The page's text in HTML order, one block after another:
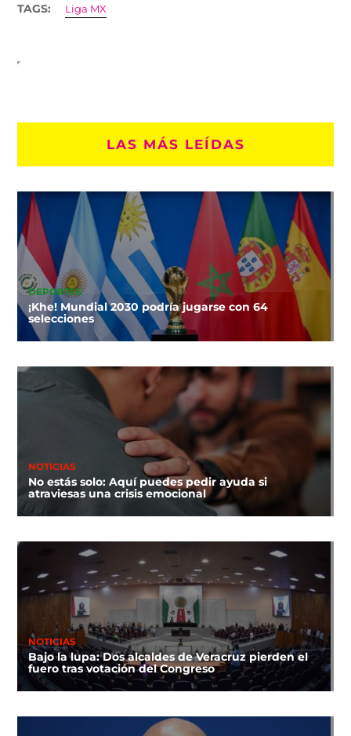
TAGS: Liga MX
LAS MÁS LEÍDAS
DEPORTES
¡Khe! Mundial 2030 podría jugarse con 64
selecciones
NOTICIAS
No estás solo: Aquí puedes pedir ayuda si
atraviesas una crisis emocional
NOTICIAS
Bajo la lupa: Dos alcaldes de Veracruz pierden el
fuero tras votación del Congreso